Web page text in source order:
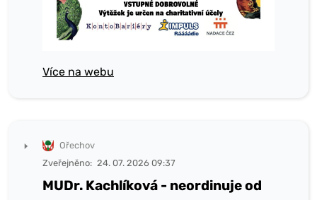
Více na webu
Ořechov
Zveřejněno: 24. 07. 2026 09:37
MUDr. Kachlíková - neordinuje od